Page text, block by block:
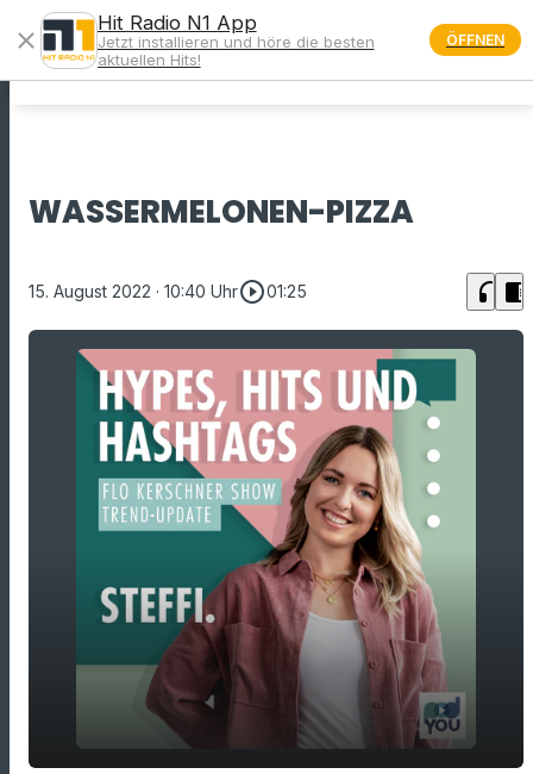
menu
WASSERMELONEN-PIZZA
15. August 2022 · 10:40 Uhrplay_circle_outline01:25 headphones chrome_reader_mode
close
Hit Radio N1 App
Jetzt installieren und höre die besten
aktuellen Hits!
ÖFFNEN